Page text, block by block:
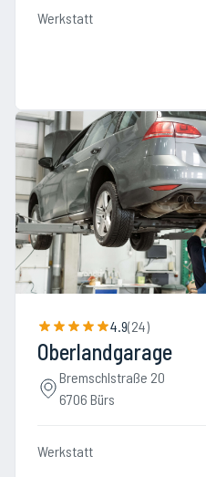
Werkstatt
4.9(24)
Oberlandgarage
Bremschlstraße 20
6706 Bürs
Werkstatt